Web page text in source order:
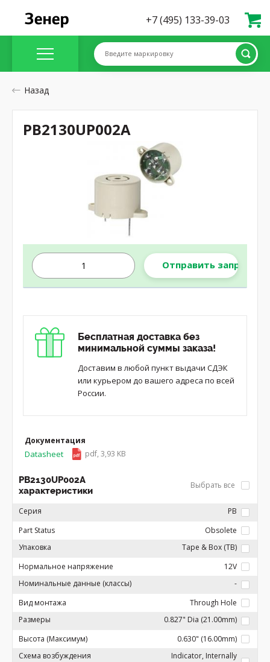
+7 (495) 133-39-03
Введите маркировку
Назад
Отправить запрос
Бесплатная доставка без
минимальной суммы заказа!
Доставим в любой пункт выдачи СДЭК
или курьером до вашего адреса по всей
России.
Документация
Datasheet pdf, 3,93 KB
PB2130UP002A
характеристики
Выбрать все
Серия
PB
Part Status
Obsolete
Упаковка
Tape & Box (TB)
Нормальное напряжение
12V
Номинальные данные (классы)
-
Вид монтажа
Through Hole
Размеры
0.827" Dia (21.00mm)
Высота (Максимум)
0.630" (16.00mm)
Схема возбуждения
Indicator, Internally
PB2130UP002A